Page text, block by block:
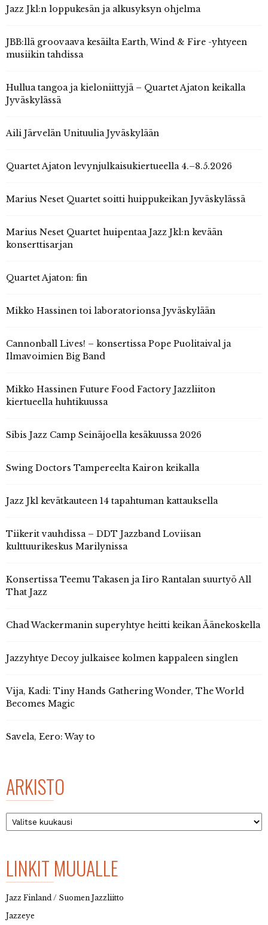
Jazz Jkl:n loppukesän ja alkusyksyn ohjelma
JBB:llä groovaava kesäilta Earth, Wind & Fire -yhtyeen
musiikin tahdissa
Hullua tangoa ja kieloniittyjä – Quartet Ajaton keikalla
Jyväskylässä
Aili Järvelän Unituulia Jyväskylään
Quartet Ajaton levynjulkaisukiertueella 4.–8.5.2026
Marius Neset Quartet soitti huippukeikan Jyväskylässä
Marius Neset Quartet huipentaa Jazz Jkl:n kevään
konserttisarjan
Quartet Ajaton: fin
Mikko Hassinen toi laboratorionsa Jyväskylään
Cannonball Lives! – konsertissa Pope Puolitaival ja
Ilmavoimien Big Band
Mikko Hassinen Future Food Factory Jazzliiton
kiertueella huhtikuussa
Sibis Jazz Camp Seinäjoella kesäkuussa 2026
Swing Doctors Tampereelta Kairon keikalla
Jazz Jkl kevätkauteen 14 tapahtuman kattauksella
Tiikerit vauhdissa – DDT Jazzband Loviisan
kulttuurikeskus Marilynissa
Konsertissa Teemu Takasen ja Iiro Rantalan suurtyö All
That Jazz
Chad Wackermanin superyhtye heitti keikan Äänekoskella
Jazzyhtye Decoy julkaisee kolmen kappaleen singlen
Vija, Kadi: Tiny Hands Gathering Wonder, The World
Becomes Magic
Savela, Eero: Way to
ARKISTO
Arkisto
LINKIT MUUALLE
Jazz Finland / Suomen Jazzliitto
Jazzeye